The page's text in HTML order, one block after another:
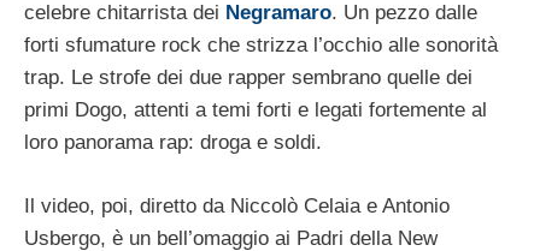
celebre chitarrista dei Negramaro. Un pezzo dalle
forti sfumature rock che strizza l’occhio alle sonorità
trap. Le strofe dei due rapper sembrano quelle dei
primi Dogo, attenti a temi forti e legati fortemente al
loro panorama rap: droga e soldi.
Il video, poi, diretto da Niccolò Celaia e Antonio
Usbergo, è un bell’omaggio ai Padri della New